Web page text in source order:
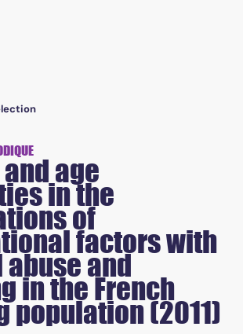
age
in the
of
factors with
and
in the French
population (2011)